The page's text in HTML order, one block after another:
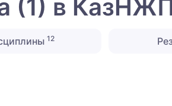
(1) в
12